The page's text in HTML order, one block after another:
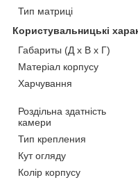
Тип матриці
Користувальницькі
Габариты (Д х В х Г)
Матеріал корпусу
Харчування
Роздільна здатність
камери
Тип крепления
Кут огляду
Колір корпусу